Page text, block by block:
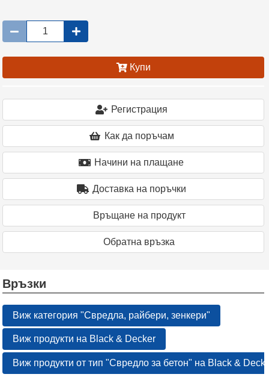
Купи
Регистрация
Как да поръчам
Начини на плащане
Доставка на поръчки
Връщане на продукт
Oбратна връзка
Връзки
Виж категория "Свредла, райбери, зенкери"
Виж продукти на Black & Decker
Виж продукти от тип "Свредло за бетон" на Black &